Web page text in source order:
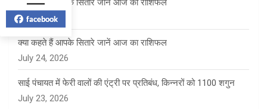
क्या कहते हैं आपके सितारे जानें आज का राशिफल
July 27, 2026
क्या कहते हैं आपके सितारे जानें आज का राशिफल
July 24, 2026
साई पंचायत में फेरी वालों की एंट्री पर प्रतिबंध, किन्नरों को 1100 शगुन
July 23, 2026
facebook